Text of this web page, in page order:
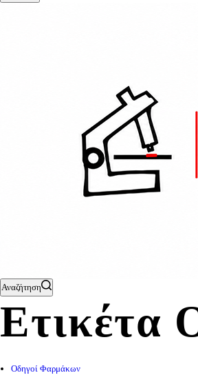
Αναζήτηση
Ετικέτα
Οδηγοί Φαρμάκων